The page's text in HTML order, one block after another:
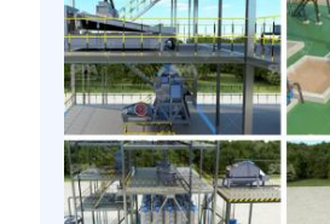
aplicaciones electrónicas.